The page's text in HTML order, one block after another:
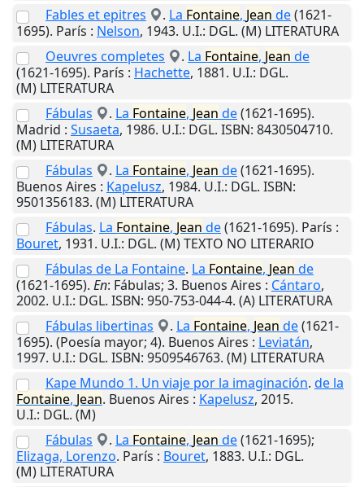
Fables et epitres
. La Fontaine, Jean de(1621-
1695). París : Nelson, 1943. U.I.: DGL. (M) LITERATURA
Oeuvres completes
. La Fontaine, Jean de
(1621-1695). París : Hachette, 1881. U.I.: DGL.
(M) LITERATURA
Fábulas
. La Fontaine, Jean de(1621-1695).
Madrid : Susaeta, 1986. U.I.: DGL. ISBN: 8430504710.
(M) LITERATURA
Fábulas
. La Fontaine, Jean de(1621-1695).
Buenos Aires : Kapelusz, 1984. U.I.: DGL. ISBN:
9501356183. (M) LITERATURA
Fábulas. La Fontaine, Jean de(1621-1695). París :
Bouret, 1931. U.I.: DGL. (M) TEXTO NO LITERARIO
Fábulas de La Fontaine. La Fontaine, Jean de
(1621-1695). En: Fábulas; 3. Buenos Aires : Cántaro,
2002. U.I.: DGL. ISBN: 950-753-044-4. (A) LITERATURA
Fábulas libertinas
. La Fontaine, Jean de(1621-
1695). (Poesía mayor; 4). Buenos Aires : Leviatán,
1997. U.I.: DGL. ISBN: 9509546763. (M) LITERATURA
Kape Mundo 1. Un viaje por la imaginación. de la
Fontaine, Jean. Buenos Aires : Kapelusz, 2015.
U.I.: DGL. (M)
Fábulas
. La Fontaine, Jean de(1621-1695);
Elizaga, Lorenzo. París : Bouret, 1883. U.I.: DGL.
(M) LITERATURA